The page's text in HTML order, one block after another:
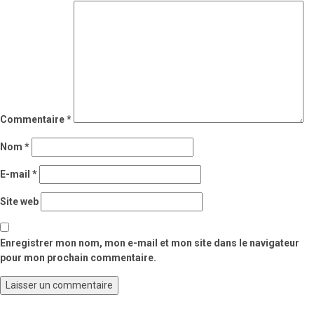
Commentaire*
Nom *
E-mail *
Site web
Enregistrer mon nom, mon e-mail et mon site dans le navigateur
pour mon prochain commentaire.